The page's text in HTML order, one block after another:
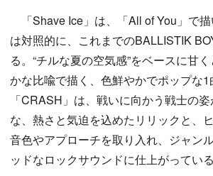
「Shave Ice」は、「All of You」で描
は対照的に、これまでのBALLISTIK
る。“チルな夏の空気感”をベースに甘
かな比喩で描く、色鮮やかでポップな1
「CRASH」は、戦いに向かう戦士の
な、熱さと気迫を込めたリリックと、
音色やアプローチを取り入れ、ジャン
ッドなロックサウンドに仕上がっている